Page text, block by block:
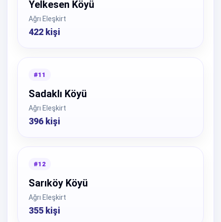
Yelkesen Köyü
Ağrı Eleşkirt
422 kişi
#11
Sadaklı Köyü
Ağrı Eleşkirt
396 kişi
#12
Sarıköy Köyü
Ağrı Eleşkirt
355 kişi